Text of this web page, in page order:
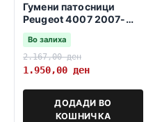
Гумени патосници
Peugeot 4007 2007-
2012
Во залиха
2.167,00ден
1.950,00 ден
ДОДАДИ ВО
КОШНИЧКА